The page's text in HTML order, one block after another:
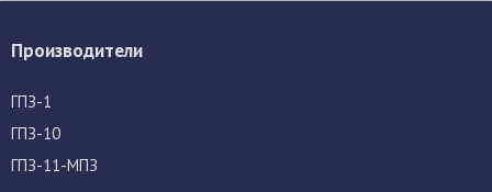
Производители
ГПЗ-1
ГПЗ-10
ГПЗ-11-МПЗ